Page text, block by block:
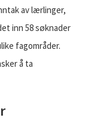
av lærlinger,
inn 58 søknader
fagområder.
å ta